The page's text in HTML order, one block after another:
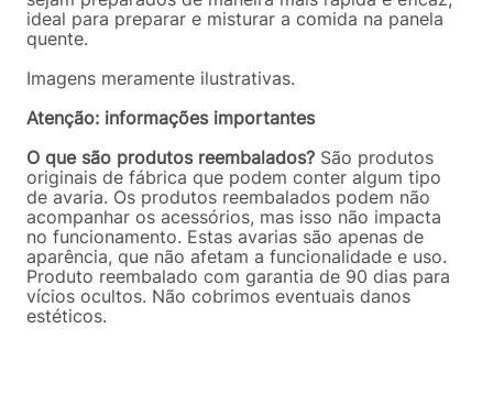
ideal para preparar e misturar a comida na panela
quente.
Imagens meramente ilustrativas.
Atenção: informações importantes
O que são produtos reembalados? São produtos
originais de fábrica que podem conter algum tipo
de avaria. Os produtos reembalados podem não
acompanhar os acessórios, mas isso não impacta
no funcionamento. Estas avarias são apenas de
aparência, que não afetam a funcionalidade e uso.
Produto reembalado com garantia de 90 dias para
vícios ocultos. Não cobrimos eventuais danos
estéticos.